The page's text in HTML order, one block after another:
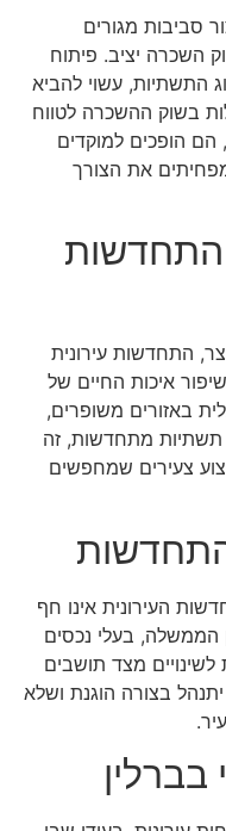
סביבות מגורים
השכרה יציב. פיתוח
התשתיות, עשוי להביא
בשוק ההשכרה לטווח
הופכים למוקדים
את הצורך
התחדשות
התחדשות עירונית
איכות החיים של
באזורים משופרים,
מתחדשות, זה
צעירים שמחפשים
העירונית אינו חף
הממשלה, בעלי נכסים
לשינויים מצד תושבים
בצורה הוגנת ושלא